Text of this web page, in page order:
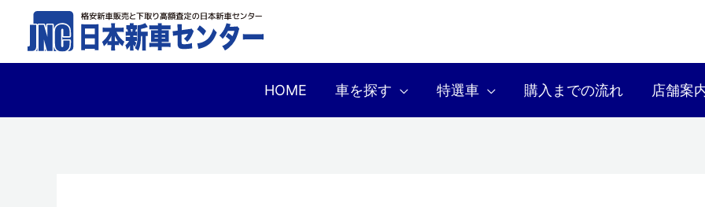
を
キ
HOME 車を探す 特選車 購入までの流れ 店舗案